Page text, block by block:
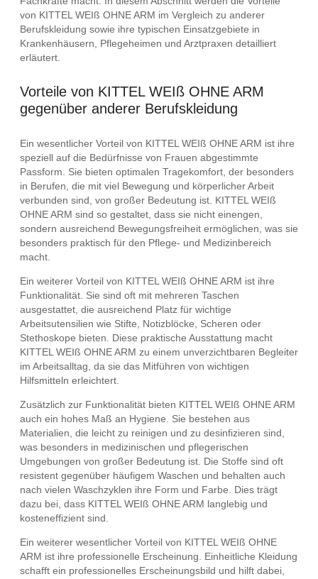
von KITTEL WEIß OHNE ARM im Vergleich zu anderer
Berufskleidung sowie ihre typischen Einsatzgebiete in
Krankenhäusern, Pflegeheimen und Arztpraxen detailliert
erläutert.
Vorteile von KITTEL WEIß OHNE ARM
gegenüber anderer Berufskleidung
Ein wesentlicher Vorteil von KITTEL WEIß OHNE ARM ist ihre
speziell auf die Bedürfnisse von Frauen abgestimmte
Passform. Sie bieten optimalen Tragekomfort, der besonders
in Berufen, die mit viel Bewegung und körperlicher Arbeit
verbunden sind, von großer Bedeutung ist. KITTEL WEIß
OHNE ARM sind so gestaltet, dass sie nicht einengen,
sondern ausreichend Bewegungsfreiheit ermöglichen, was sie
besonders praktisch für den Pflege- und Medizinbereich
macht.
Ein weiterer Vorteil von KITTEL WEIß OHNE ARM ist ihre
Funktionalität. Sie sind oft mit mehreren Taschen
ausgestattet, die ausreichend Platz für wichtige
Arbeitsutensilien wie Stifte, Notizblöcke, Scheren oder
Stethoskope bieten. Diese praktische Ausstattung macht
KITTEL WEIß OHNE ARM zu einem unverzichtbaren Begleiter
im Arbeitsalltag, da sie das Mitführen von wichtigen
Hilfsmitteln erleichtert.
Zusätzlich zur Funktionalität bieten KITTEL WEIß OHNE ARM
auch ein hohes Maß an Hygiene. Sie bestehen aus
Materialien, die leicht zu reinigen und zu desinfizieren sind,
was besonders in medizinischen und pflegerischen
Umgebungen von großer Bedeutung ist. Die Stoffe sind oft
resistent gegenüber häufigem Waschen und behalten auch
nach vielen Waschzyklen ihre Form und Farbe. Dies trägt
dazu bei, dass KITTEL WEIß OHNE ARM langlebig und
kosteneffizient sind.
Ein weiterer wesentlicher Vorteil von KITTEL WEIß OHNE
ARM ist ihre professionelle Erscheinung. Einheitliche Kleidung
schafft ein professionelles Erscheinungsbild und hilft dabei,